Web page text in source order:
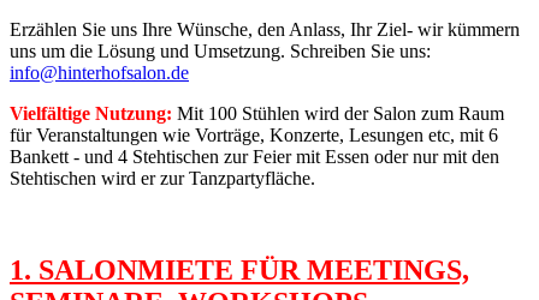
Erzählen Sie uns Ihre Wünsche, den Anlass, Ihr Ziel- wir kümmern
uns um die Lösung und Umsetzung. Schreiben Sie uns:
info@hinterhofsalon.de
Vielfältige Nutzung: Mit 100 Stühlen wird der Salon zum Raum
für Veranstaltungen wie Vorträge, Konzerte, Lesungen etc, mit 6
Bankett - und 4 Stehtischen zur Feier mit Essen oder nur mit den
Stehtischen wird er zur Tanzpartyfläche.
1. SALONMIETE FÜR MEETINGS,